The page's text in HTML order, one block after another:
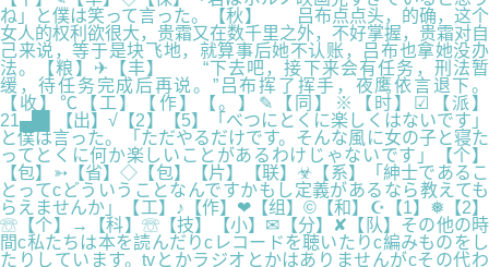
ね」と僕は笑って言った。【秋】 吕布点点头，的确，这个
女人的权利欲很大，贵霜又在数千里之外，不好掌握，贵霜对自
己来说，等于是块飞地，就算事后她不认账，吕布也拿她没办
法。【粮】✈【丰】 “下去吧，接下来会有任务，刑法暂
缓，待任务完成后再说。”吕布挥了挥手，夜鹰依言退下。
【收】℃【工】【作】【。】✎【同】※【时】☑【派】
21▄█▌【出】√【2】【5】「べつにとくに楽しくはないです」
と僕は言った。「ただやるだけです。そんな風に女の子と寝た
ってとくに何か楽しいことがあるわけじゃないです」【个】
【包】➳【省】◇【包】【片】【联】☣【系】「紳士であるこ
とってcどういうことなんですかもし定義があるなら教えても
らえませんか」【工】♪【作】❤【组】©【和】☪【1】❅【2】
☏【个】→【科】☏【技】【小】✉【分】✘【队】その他の時
間c私たちは本を読んだりcレコードを聴いたりc編みものをし
たりしています。tvとかラジオとかはありませんがcその代わ